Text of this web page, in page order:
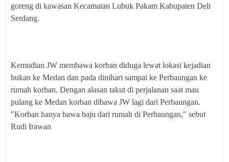
goreng di kawasan Kecamatan Lubuk Pakam Kabupaten Deli
Serdang.
Kemudian JW membawa korban diduga lewat lokasi kejadian
bukan ke Medan dan pada dinihari sampai ke Perbaungan ke
rumah korban. Dengan alasan takut di perjalanan saat mau
pulang ke Medan korban dibawa JW lagi dari Perbaungan.
"Korban hanya bawa baju dari rumah di Perbaungan," sebut
Rudi Irawan